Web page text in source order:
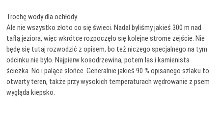
Trochę wody dla ochłody
Ale nie wszystko złoto co się świeci. Nadal byliśmy jakieś 300 m nad
taflą jeziora, więc wkrótce rozpoczęło się kolejne strome zejście. Nie
będę się tutaj rozwodzić z opisem, bo też niczego specjalnego na tym
odcinku nie było. Najpierw kosodrzewina, potem las i kamienista
ścieżka. No i palące słońce. Generalnie jakieś 90 % opisanego szlaku to
otwarty teren, także przy wysokich temperaturach wędrowanie z psem
wygląda kiepsko.